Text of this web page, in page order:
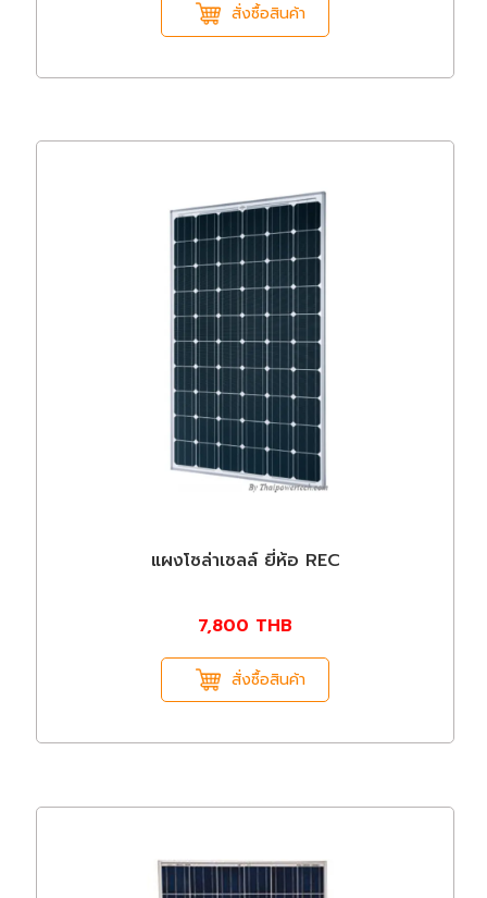
สั่งซื้อสินค้า
แผงโซล่าเซลล์ ยี่ห้อ REC
7,800 THB
สั่งซื้อสินค้า